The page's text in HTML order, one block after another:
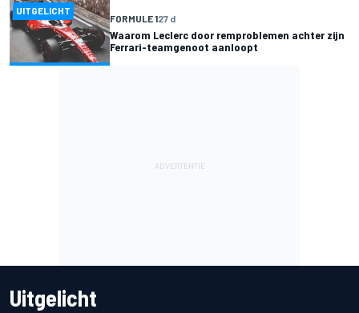
UITGELICHT
FORMULE 127 d
Waarom Leclerc door remproblemen achter zijn
Ferrari-teamgenoot aanloopt
Uitgelicht